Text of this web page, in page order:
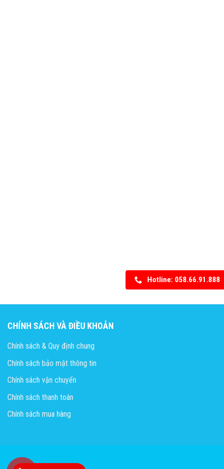
Hotline: 058.66.91.888
CHÍNH SÁCH VÀ ĐIỀU KHOẢN
Chính sách & Quy định chung
Chính sách bảo mật thông tin
Chính sách vận chuyển
Chính sách thanh toán
Chính sách mua hàng